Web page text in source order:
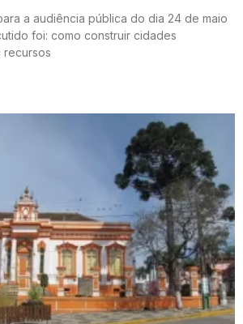
a audiência pública do dia 24 de maio
foi: como construir cidades
recursos